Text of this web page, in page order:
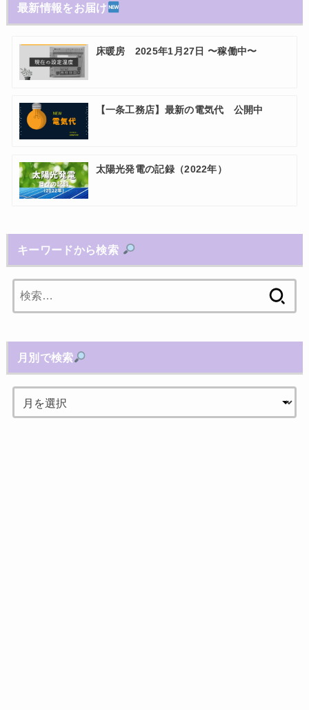
最新情報をお届け
床暖房 2025年1月27日 〜稼働中〜
【一条工務店】最新の電気代 公開中
太陽光発電の記録（2022年）
キーワードから検索
索:
月別で検索